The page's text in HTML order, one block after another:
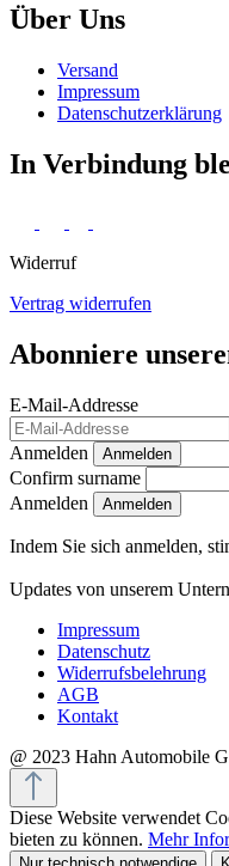
Über Uns
Versand
Impressum
Daten­schutz­erklärung
In Verbindung
Widerruf
Vertrag widerrufen
Abonniere
E-Mail-Addresse
Anmelden Anmelden
Confirm surname
Anmelden
Indem Sie sich anmelden,
Updates von unserem
Impressum
Datenschutz
Widerrufsbelehrung
AGB
Kontakt
@ 2023 Hahn Automobile
Diese Website verwendet
bieten zu können. Mehr